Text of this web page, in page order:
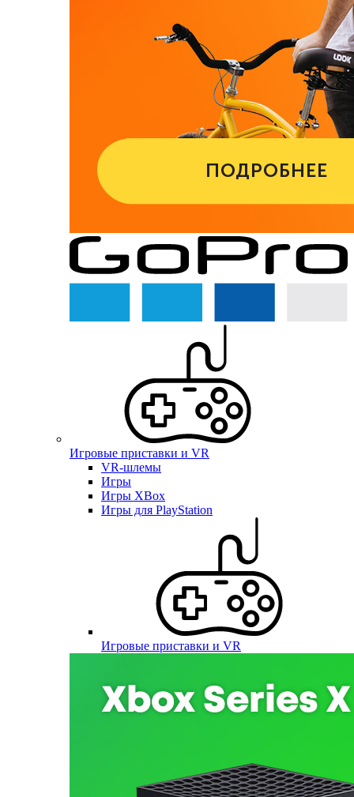
Игровые приставки и VR
VR-шлемы
Игры
Игры XBox
Игры для PlayStation
Игровые приставки и VR